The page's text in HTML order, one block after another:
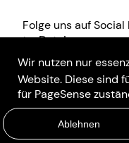
Folge uns auf
to-Date!
Wir nutzen nur
Website. Diese sind
für PageSense
Ablehnen